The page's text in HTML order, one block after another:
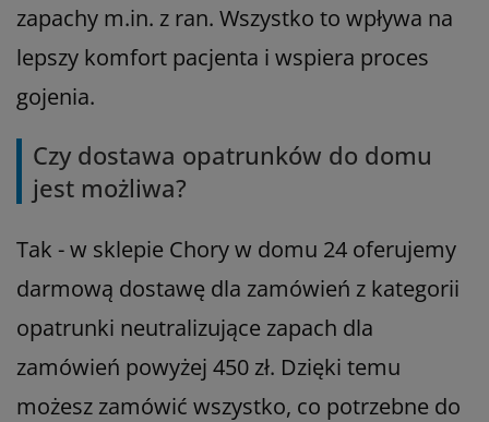
zapachy m.in. z ran. Wszystko to wpływa na
lepszy komfort pacjenta i wspiera proces
gojenia.
Czy dostawa opatrunków do domu
jest możliwa?
Tak - w sklepie Chory w domu 24 oferujemy
darmową dostawę dla zamówień z kategorii
opatrunki neutralizujące zapach dla
zamówień powyżej 450 zł. Dzięki temu
możesz zamówić wszystko, co potrzebne do